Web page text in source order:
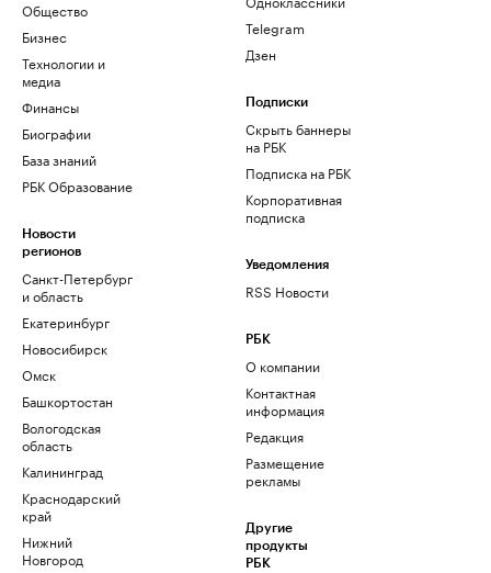
Общество
Бизнес
Технологии и
медиа
Финансы
Биографии
База знаний
РБК Образование
Новости
регионов
Санкт-Петербург
и область
Екатеринбург
Новосибирск
Омск
Башкортостан
Вологодская
область
Калининград
Краснодарский
край
Нижний
Новгород
Telegram
Дзен
Подписки
Скрыть баннеры
на РБК
Подписка на РБК
Корпоративная
подписка
Уведомления
RSS Новости
РБК
О компании
Контактная
информация
Редакция
Размещение
рекламы
Другие
продукты
РБК